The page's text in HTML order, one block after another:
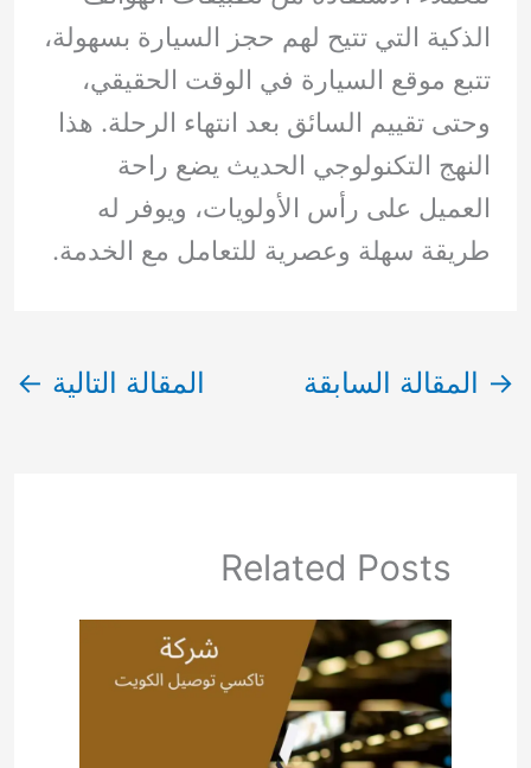
الذكية التي تتيح لهم حجز السيارة بسهولة،
تتبع موقع السيارة في الوقت الحقيقي،
وحتى تقييم السائق بعد انتهاء الرحلة. هذا
النهج التكنولوجي الحديث يضع راحة
العميل على رأس الأولويات، ويوفر له
طريقة سهلة وعصرية للتعامل مع الخدمة.
→ المقالة السابقة المقالة التالية ←
Related Posts